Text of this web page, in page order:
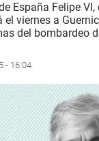
España Felipe
viernes a
del bombardeo
- 16:04